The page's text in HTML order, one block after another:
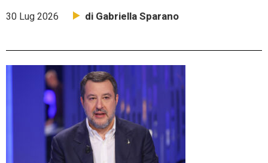
30 Lug 2026 di Gabriella Sparano